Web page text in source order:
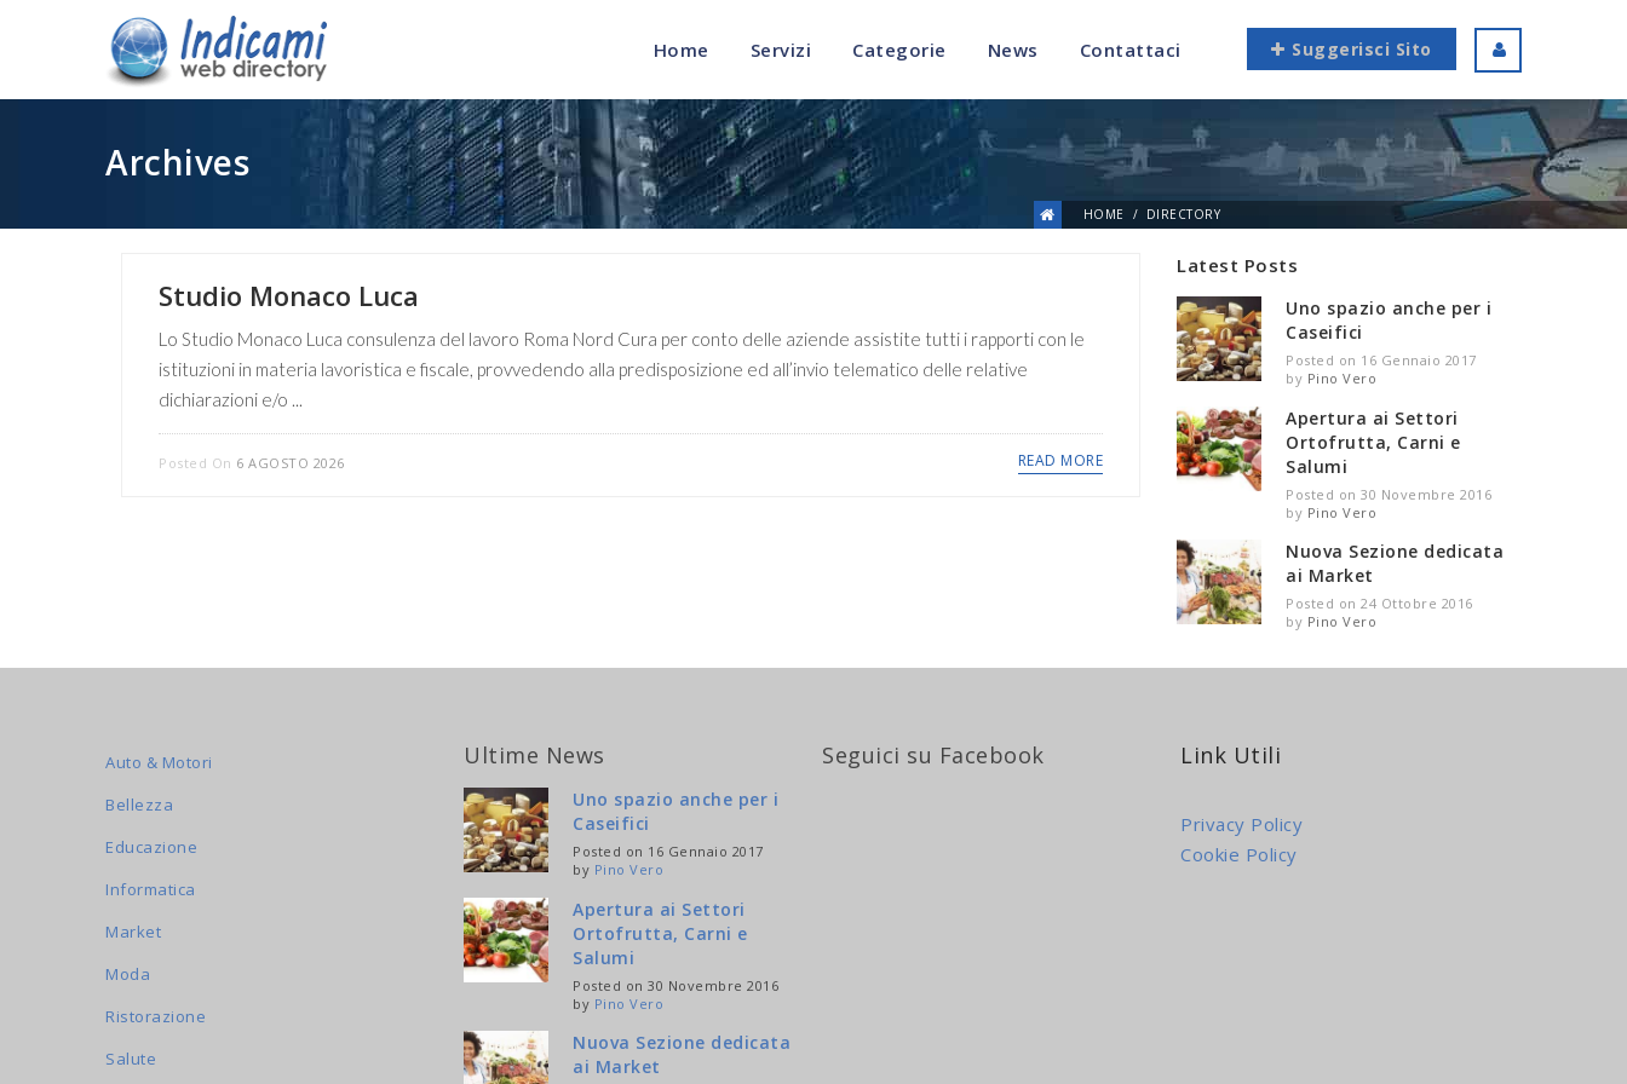
Home Servizi Categorie News Contattaci Suggerisci Sito
Archives
HOME DIRECTORY
Studio Monaco Luca
Lo Studio Monaco Luca consulenza del lavoro Roma Nord Cura per conto delle aziende assistite tutti i rapporti con le
istituzioni in materia lavoristica e fiscale, provvedendo alla predisposizione ed all’invio telematico delle relative
dichiarazioni e/o ...
Posted On 6 AGOSTO 2026 READ MORE
Latest Posts
Uno spazio anche per i
Caseifici
Posted on 16 Gennaio 2017
by Pino Vero
Apertura ai Settori
Ortofrutta, Carni e
Salumi
Posted on 30 Novembre 2016
by Pino Vero
Nuova Sezione dedicata
ai Market
Posted on 24 Ottobre 2016
by Pino Vero
Auto & Motori
Bellezza
Educazione
Informatica
Market
Moda
Ristorazione
Salute
Ultime News
Uno spazio anche per i
Caseifici
Posted on 16 Gennaio 2017
by Pino Vero
Apertura ai Settori
Ortofrutta, Carni e
Salumi
Posted on 30 Novembre 2016
by Pino Vero
Nuova Sezione dedicata
ai Market
Seguici su Facebook Link Utili
Privacy Policy
Cookie Policy